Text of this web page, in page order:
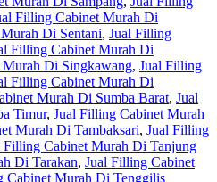
Filling Cabinet Murah Di
Di Sentani, Jual Filling
Filling Cabinet Murah Di
Di Singkawang, Jual Filling
Filling Cabinet Murah Di
Murah Di Sumba Barat, Jual
Timur, Jual Filling Cabinet Murah
Murah Di Tambaksari, Jual Filling
Filling Cabinet Murah Di Tanjung
Di Tarakan, Jual Filling Cabinet
Cabinet Murah Di Tenggilis